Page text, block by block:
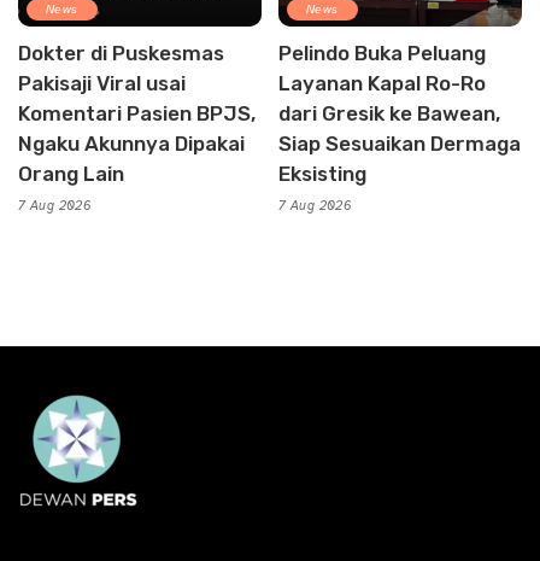
News
Dokter di Puskesmas
Pakisaji Viral usai
Komentari Pasien BPJS,
Ngaku Akunnya Dipakai
Orang Lain
7 Aug 2026
News
Pelindo Buka Peluang
Layanan Kapal Ro-Ro
dari Gresik ke Bawean,
Siap Sesuaikan Dermaga
Eksisting
7 Aug 2026